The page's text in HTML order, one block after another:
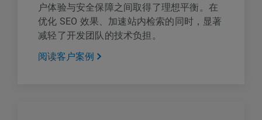
户体验与安全保障之间取得了理想平衡。在
优化 SEO 效果、加速站内检索的同时，显著
减轻了开发团队的技术负担。
阅读客户案例